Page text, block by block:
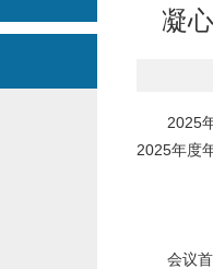
凝
2025年
2025年度
会议首